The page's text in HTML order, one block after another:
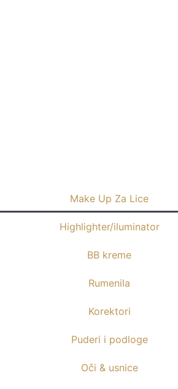
Make Up Za Lice
Highlighter/iluminator
BB kreme
Rumenila
Korektori
Puderi i podloge
Oči & usnice